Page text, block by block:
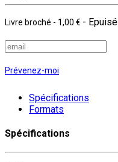
Livre broché - 1,00 € - Epuisé
Prévenez-moi
Spécifications
Formats
Spécifications